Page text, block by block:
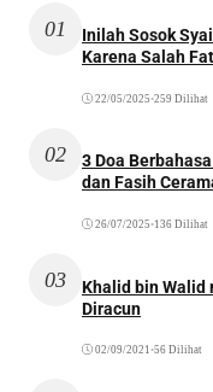
01
Inilah Sosok
Karena Salah
22/05/2025 •259 Dilihat
02
3 Doa
dan Fasih
26/07/2025 •136 Dilihat
03
Khalid bin Walid
Diracun
02/09/2021 •56 Dilihat